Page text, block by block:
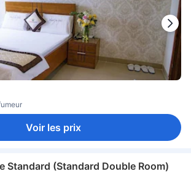
Voir les prix
Standard (Standard Double Room)